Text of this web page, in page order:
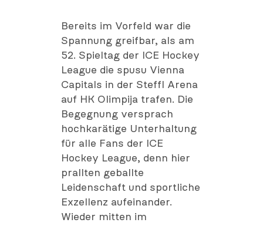
Bereits im Vorfeld war die
Spannung greifbar, als am
52. Spieltag der ICE Hockey
League die spusu Vienna
Capitals in der Steffl Arena
auf HK Olimpija trafen. Die
Begegnung versprach
hochkarätige Unterhaltung
für alle Fans der ICE
Hockey League, denn hier
prallten geballte
Leidenschaft und sportliche
Exzellenz aufeinander.
Wieder mitten im